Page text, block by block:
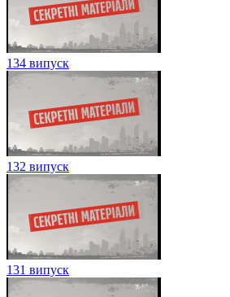
134 випуск
132 випуск
131 випуск